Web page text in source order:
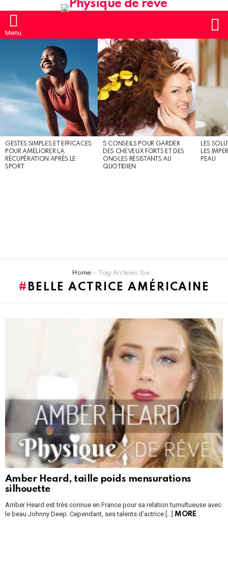
Menu
GESTES SIMPLES ET EFFICACES
POUR AMÉLIORER LA
RÉCUPÉRATION APRÈS LE
SPORT
5 CONSEILS POUR GARDER
DES CHEVEUX FORTS ET DES
ONGLES RÉSISTANTS AU
QUOTIDIEN
LES
LES
PEAU
Home Tag Archives: belle actrice américaine
BELLE ACTRICE AMÉRICAINE
Amber Heard, taille poids mensurations
silhouette
Amber Heard est très connue en France pour sa relation tumultueuse avec
le beau Johnny Deep. Cependant, ses talents d’actrice […] MORE